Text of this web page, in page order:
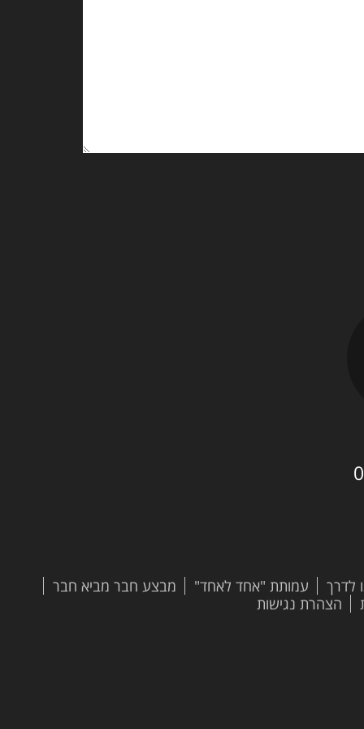
לדרך עמותת "אחד לאחד"
מבצע חבר מביא חבר
הצהרת נגישות